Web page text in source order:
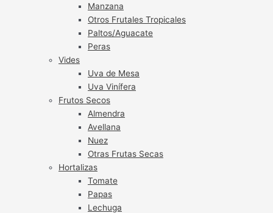
Manzana
Otros Frutales Tropicales
Paltos/Aguacate
Peras
Vides
Uva de Mesa
Uva Vinífera
Frutos Secos
Almendra
Avellana
Nuez
Otras Frutas Secas
Hortalizas
Tomate
Papas
Lechuga